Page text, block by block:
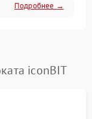
Подробнее →
iconBIT